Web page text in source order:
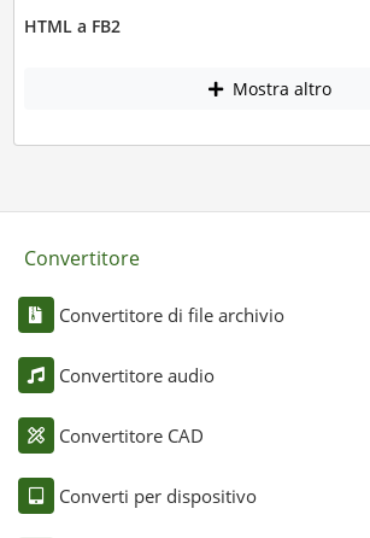
HTML a FB2
Mostra altro
Convertitore
Convertitore di file archivio
Convertitore audio
Convertitore CAD
Converti per dispositivo